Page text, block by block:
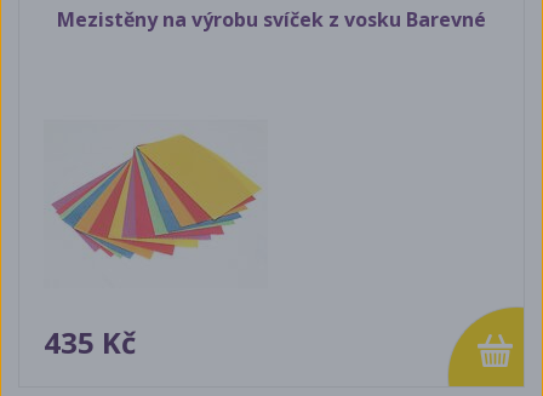
Mezistěny na výrobu svíček z vosku Barevné
435 Kč